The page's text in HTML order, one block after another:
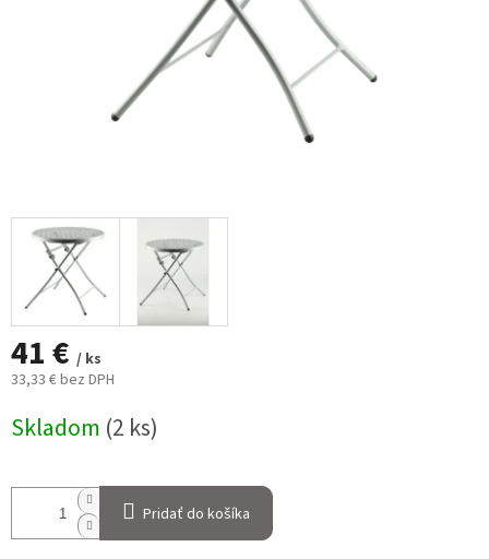
41 € / ks
33,33 € bez DPH
cena:
Skladom (2 ks)
Pridať do košíka